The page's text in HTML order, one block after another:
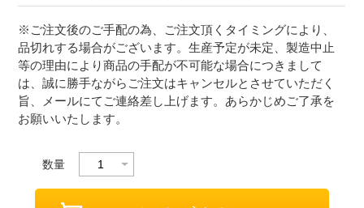
※ご注文後のご手配の為、ご注文頂くタイミングにより、
品切れする場合がございます。生産予定が未定、製造中止
等の理由により商品の手配が不可能な場合につきまして
は、誠に勝手ながらご注文はキャンセルとさせていただく
旨、メールにてご連絡差し上げます。あらかじめご了承を
お願いいたします。
数量